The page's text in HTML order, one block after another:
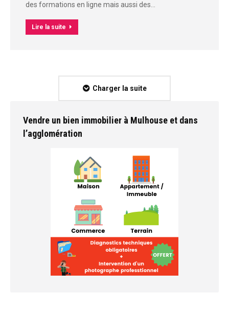
des formations en ligne mais aussi des…
Lire la suite
Charger la suite
Vendre un bien immobilier à Mulhouse et dans
l’agglomération